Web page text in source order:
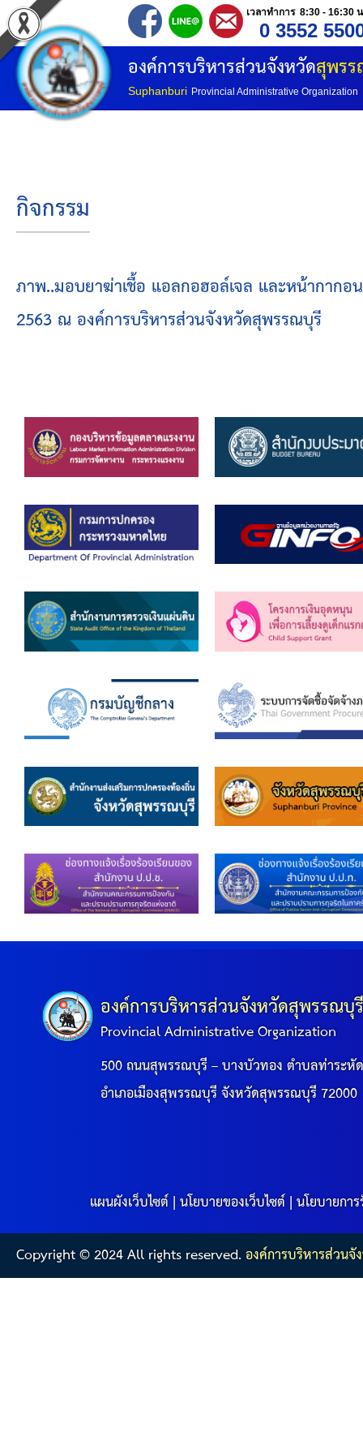
เวลาทำการ 8:30 - 16:30
0 3552
องค์การบริหารส่วนจังหวัดสุพร
Suphanburi Provincial Administrative Organization
หน้าแรก
ประวัติ อบจ
โครงสร้างองค์กร
โครงสร้างการแบ่งส่วนราชการ
วิสัยทัศน์
ประวัตินายก
รายการ อบจ.สัมพันธ์
กิจกรรม
ข่าวประชาสัมพันธ์
ประกาศจัดซื้อ-จัดจ้าง
ประกาศจัดซื้อ-จัดจ้างภาครัฐ
รายงานผู้ใช้บริการกล้อง CCTV
ข้อมูลการเลือกตั้ง
นโยบายคุ้มครองข้อมูลส่วนบุคคล
ผลงาน
มาตรฐานกำหนดตำแหน่ง
VDO Present
ประกาศแผนการจัดหาพัสดุ
รายงานผลการจัดซื้อจัดจ้างประจำปีงบประมาณ
สรุปผลการดำเนินงานจัดซื้อจัดจ้างในรอบเดือน (สข
ประกาศเชิญชวนประกวดราคา (e-bidding)
ยกเลิกประกาศเชิญชวน
กิจกรรม
ภาพ..มอบยาฆ่าเชื้อ แอลกอฮอล์เจล และหน้ากาก
2563 ณ องค์การบริหารส่วนจังหวัดสุพรรณบุรี
องค์การบริหารส่วนจังหวัดสุพรรณบุ
Provincial Administrative Organization
500 ถนนสุพรรณบุรี – บางบัวทอง ตำบลท่าระหั
อำเภอเมืองสุพรรณบุรี จังหวัดสุพรรณบุรี 72000
แผนผังเว็บไซต์|นโยบายของเว็บไซต์|นโยบายกา
Copyright © 2024 All rights reserved.องค์การบริหารส่วน